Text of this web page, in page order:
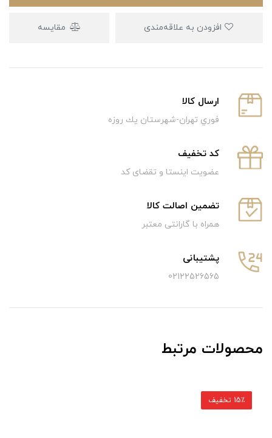
مقایسه
ارسال كالا
فوري تهران-شهرستان يك روزه
كد تخفيف
عضویت اینستا و تقضای کد
تضمین اصالت کالا
همراه با گارانتی معتبر
پشتیبانی
02122526565
محصولات مرتبط
15٪ تخفیف